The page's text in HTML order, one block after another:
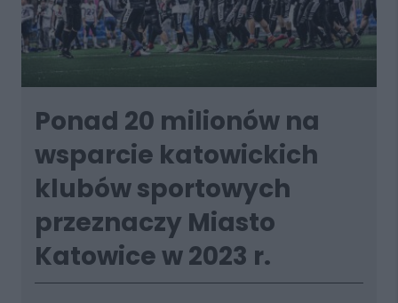
Ponad 20 milionów na
wsparcie katowickich
klubów sportowych
przeznaczy Miasto
Katowice w 2023 r.